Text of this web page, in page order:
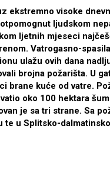
ekstremno visoke
ljudskom
ljetnih mjeseci
Vatrogasno-
ulažu ovih dana
brojna požarišta. U
brane kuće od vatre.
oko 100 hektara
je sa tri strane. Sa
te u Splitsko-